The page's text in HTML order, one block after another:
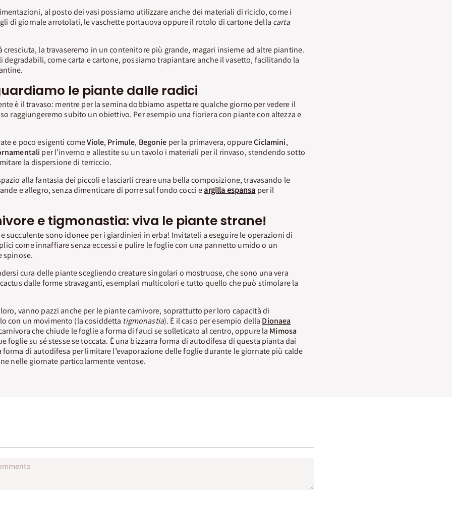
al posto dei vasi possiamo utilizzare anche dei materiali di riciclo, come i
di giornale arrotolati, le vaschette portauova oppure il rotolo di cartone della carta
cresciuta, la travaseremo in un contenitore più grande, magari insieme ad altre piantine.
degradabili, come carta e cartone, possiamo trapiantare anche il vasetto, facilitando la
le piante dalle radici
è il travaso: mentre per la semina dobbiamo aspettare qualche giorno per vedere il
raggiungeremo subito un obiettivo. Per esempio una fioriera con piante con altezza e
e poco esigenti comeViole, Primule, Begonie per la primavera, oppureCiclamini,
per l’inverno e allestite su un tavolo i materiali per il rinvaso, stendendo sotto
la dispersione di terriccio.
alla fantasia dei piccoli e lasciarli creare una bella composizione, travasando le
e allegro, senza dimenticare di porre sul fondo cocci eargilla espansa per il
e tigmonastia: viva le piante strane!
succulente sono idonee per i giardinieri in erba! Invitateli a eseguire le operazioni di
come innaffiare senza eccessi e pulire le foglie con una pannetto umido o un
spinose.
cura delle piante scegliendo creature singolari o mostruose, che sono una vera
dalle forme stravaganti, esemplari multicolori e tutto quello che può stimolare la
vanno pazzi anche per le piante carnivore, soprattutto per loro capacità di
con un movimento (la cosiddetta tigmonastia). È il caso per esempio della Dionaea
che chiude le foglie a forma di fauci se solleticato al centro, oppure la Mimosa
foglie su sé stesse se toccata. È una bizzarra forma di autodifesa di questa pianta dai
forma di autodifesa per limitare l’evaporazione delle foglie durante le giornate più calde
nelle giornate particolarmente ventose.